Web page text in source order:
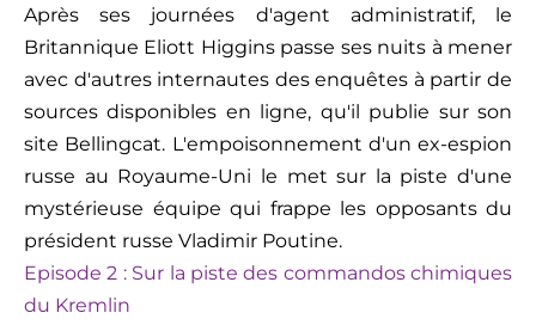
Après ses journées d'agent administratif, le
Britannique Eliott Higgins passe ses nuits à mener
avec d'autres internautes des enquêtes à partir de
sources disponibles en ligne, qu'il publie sur son
site Bellingcat. L'empoisonnement d'un ex-espion
russe au Royaume-Uni le met sur la piste d'une
mystérieuse équipe qui frappe les opposants du
président russe Vladimir Poutine.
Episode 2 : Sur la piste des commandos chimiques
du Kremlin